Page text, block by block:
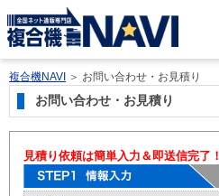
複合機NAVI ＞ お問い合わせ・お見積り
お問い合わせ・お見積り
見積り依頼は簡単入力＆即送信完了！